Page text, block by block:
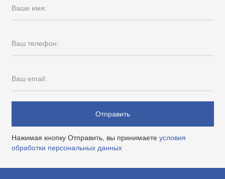
Ваше имя:
Ваш телефон:
Ваш email:
Отправить
Нажимая кнопку Отправить, вы принимаете условия
обработки персональных данных